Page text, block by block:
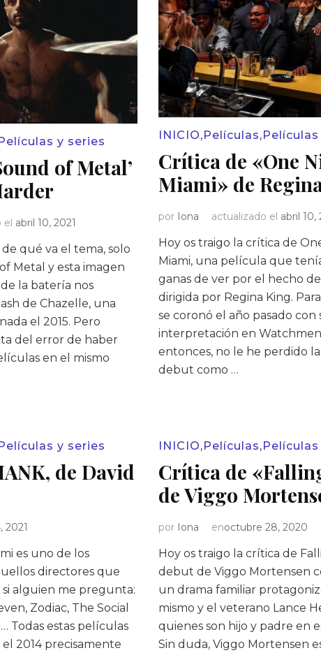
Películas y series
of Metal’
abril 10, 2021
qué va el tema, solo
Metal y esta imagen
la batería nos
de Chazelle, una
el 2015. Pero
del error de haber
en el mismo
INICIO,Películas,
Crítica de «One
Miami» de
por Iona actualizado el abril 10,
Hoy os traigo la crítica de
Miami, una película que
ganas de ver por el hecho
dirigida por Regina King.
se coronó el año pasado con
interpretación en
entonces, no le he perdido la
debut como …
Películas y series
de David
2021
es uno de los
directores que
alguien me pregunta:
Zodiac, The Social
Todas estas películas
2014 precisamente
INICIO, Películas,
Crítica de
de Viggo
por Iona enoctubre 28, 2020
Hoy os traigo la crítica de
debut de Viggo Mortensen
un drama familiar
mismo y el veterano Lance
quienes son hijo y padre en
Sin duda, Viggo Mortensen